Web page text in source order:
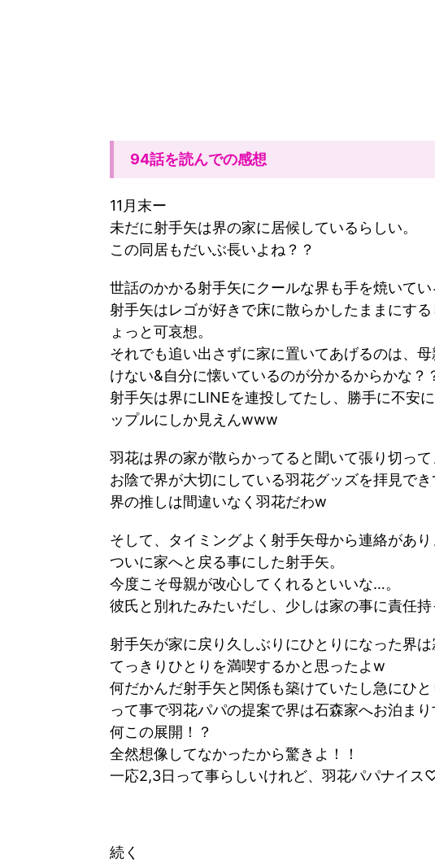
94話を読んでの感想
11 月末ー
未だに射手矢は界の家に居候しているらしい。
この同居もだいぶ長いよね？？
世話のかかる射手矢にクールな界も手を焼いて
射手矢はレゴが好きで床に散らかしたままにす
ょっと可哀想。
それでも追い出さずに家に置いてあげるのは、
けない&自分に懐いているのが分かるからかな？
射手矢は界にLINEを連投してたし、勝手に不安
ップルにしか見えんwww
羽花は界の家が散らかってると聞いて張り切っ
お陰で界が大切にしている羽花グッズを拝見で
界の推しは間違いなく羽花だわw
そして、タイミングよく射手矢母から連絡があり
ついに家へと戻る事にした射手矢。
今度こそ母親が改心してくれるといいな…。
彼氏と別れたみたいだし、少しは家の事に責任持
射手矢が家に戻り久しぶりにひとりになった界
てっきりひとりを満喫するかと思ったよw
何だかんだ射手矢と関係も築けていたし急にひと
って事で羽花パパの提案で界は石森家へお泊ま
何この展開！？
全然想像してなかったから驚きよ！！
一応2,3日って事らしいけれど、羽花パパナイス
続く